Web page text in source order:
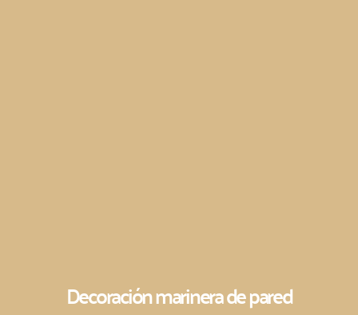
Decoración marinera de pared